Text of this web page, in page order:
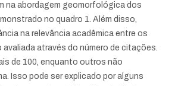
na abordagem geomorfológica dos
no quadro 1. Além disso,
na relevância acadêmica entre os
através do número de citações.
de 100, enquanto outros não
Isso pode ser explicado por alguns